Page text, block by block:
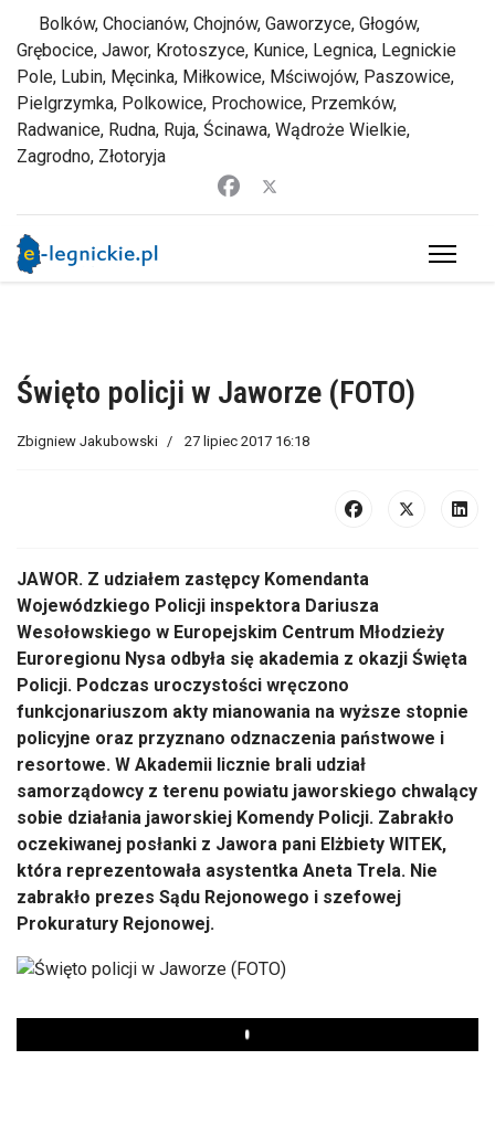
Bolków, Chocianów, Chojnów, Gaworzyce, Głogów,
Grębocice, Jawor, Krotoszyce, Kunice, Legnica, Legnickie
Pole, Lubin, Męcinka, Miłkowice, Mściwojów, Paszowice,
Pielgrzymka, Polkowice, Prochowice, Przemków,
Radwanice, Rudna, Ruja, Ścinawa, Wądroże Wielkie,
Zagrodno, Złotoryja
Święto policji w Jaworze (FOTO)
Zbigniew Jakubowski 27 lipiec 2017 16:18
JAWOR. Z udziałem zastępcy Komendanta
Wojewódzkiego Policji inspektora Dariusza
Wesołowskiego w Europejskim Centrum Młodzieży
Euroregionu Nysa odbyła się akademia z okazji Święta
Policji. Podczas uroczystości wręczono
funkcjonariuszom akty mianowania na wyższe stopnie
policyjne oraz przyznano odznaczenia państwowe i
resortowe. W Akademii licznie brali udział
samorządowcy z terenu powiatu jaworskiego chwalący
sobie działania jaworskiej Komendy Policji. Zabrakło
oczekiwanej posłanki z Jawora pani Elżbiety WITEK,
która reprezentowała asystentka Aneta Trela. Nie
zabrakło prezes Sądu Rejonowego i szefowej
Prokuratury Rejonowej.
Play